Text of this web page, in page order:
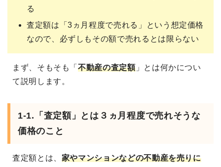
る
査定額は「3ヵ月程度で売れる」という想定価格
なので、必ずしもその額で売れるとは限らない
まず、そもそも「不動産の査定額」とは何かについ
て説明します。
1-1.「査定額」とは３ヵ月程度で売れそうな
価格のこと
査定額とは、 家やマンションなどの不動産を売りに